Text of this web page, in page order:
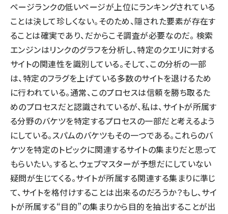
ページランクの低いページが上位にランキングされている
ことは決して珍しくない。そのため、隠された要素が存在す
ることは確実であり、だからこそ調査が必要なのだ。 検索
エンジンはリンクのグラフを分析し、特定のクエリに対する
サイトの関連性を識別している。そして、この分析の一部
は、特定のフラグを上げている多数のサイトを退けるため
に行われている。通常、このプロセスは信頼を勝ち取るた
めのプロセスだと認識されているが、私は、サイトが所属す
る分野のバケツを特定するプロセスの一部だと考えるよう
にしている。スパムのバケツもその一つである。これらのバ
ケツを特定のトピックに関連するサイトの集まりだと思って
もらいたい。すると、ウェブマスターが予想だにしていない
疑問が生じてくる。サイトが所属する関連する集まりに準じ
て、サイトを格付けすることは出来るのだろうか？もし、サイ
トが所属する“目的”の集まりから目的を抽出することが出